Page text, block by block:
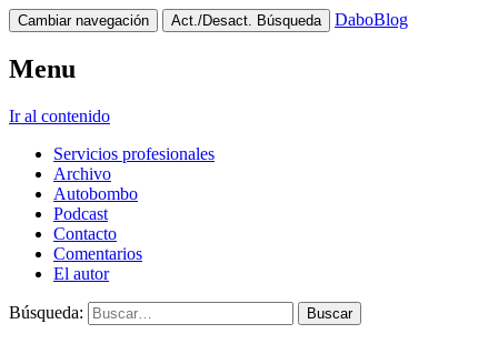
Cambiar navegación Act./Desact. Búsqueda DaboBlog
Menu
Ir al contenido
Servicios profesionales
Archivo
Autobombo
Podcast
Contacto
Comentarios
El autor
Búsqueda: